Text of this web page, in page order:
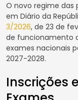
O novo regime das
em Diário da
3/2026, de 23 de
de funcionamento
exames nacionais
2027-2028.
Inscrições